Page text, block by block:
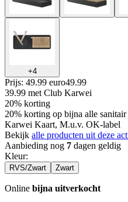
+4
Prijs: 49.99 euro49.99
39.99 met Club Karwei
20% korting
20% korting op bijna alle
Karwei Kaart, M.u.v. OK-label
Bekijk alle producten uit deze
Aanbieding nog 7 dagen geldig
Kleur:
RVS/Zwart Zwart
Online bijna uitverkocht